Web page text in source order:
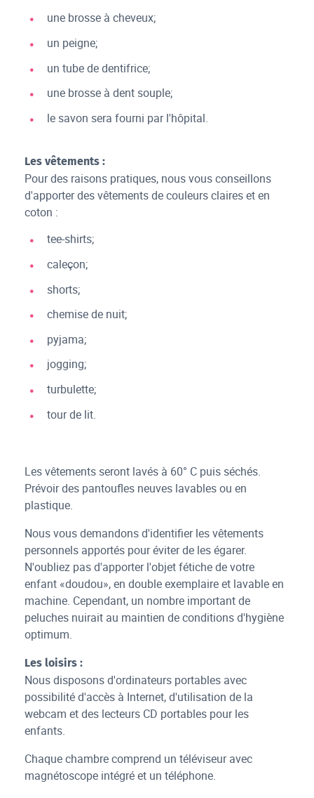
une brosse à cheveux;
un peigne;
un tube de dentifrice;
une brosse à dent souple;
le savon sera fourni par l'hôpital.
Les vêtements :
Pour des raisons pratiques, nous vous conseillons
d'apporter des vêtements de couleurs claires et en
coton :
tee-shirts;
caleçon;
shorts;
chemise de nuit;
pyjama;
jogging;
turbulette;
tour de lit.
Les vêtements seront lavés à 60° C puis séchés.
Prévoir des pantoufles neuves lavables ou en
plastique.
Nous vous demandons d'identifier les vêtements
personnels apportés pour éviter de les égarer.
N'oubliez pas d'apporter l'objet fétiche de votre
enfant «doudou», en double exemplaire et lavable en
machine. Cependant, un nombre important de
peluches nuirait au maintien de conditions d'hygiène
optimum.
Les loisirs :
Nous disposons d'ordinateurs portables avec
possibilité d'accès à Internet, d'utilisation de la
webcam et des lecteurs CD portables pour les
enfants.
Chaque chambre comprend un téléviseur avec
magnétoscope intégré et un téléphone.